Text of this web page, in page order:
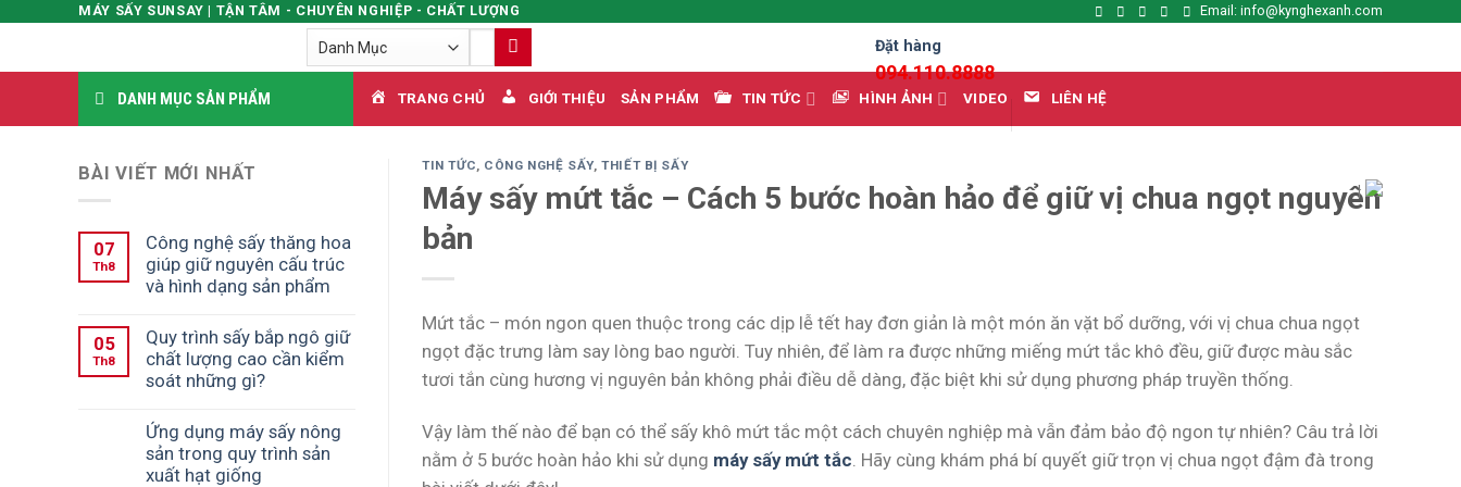
content
MÁY SẤY SUNSAY | TẬN TÂM - CHUYÊN NGHIỆP - CHẤT LƯỢNG
Email: info@kynghexanh.com
Đặt hàng
094.110.8888
|
DANH MỤC SẢN PHẨM TRANG CHỦ GIỚI THIỆU SẢN PHẨM TIN TỨC HÌNH ẢNH VIDEO LIÊN HỆ
BÀI VIẾT MỚI NHẤT
07
Th8
Công nghệ sấy thăng hoa
giúp giữ nguyên cấu trúc
và hình dạng sản phẩm
05
Th8
Quy trình sấy bắp ngô giữ
chất lượng cao cần kiểm
soát những gì?
Ứng dụng máy sấy nông
sản trong quy trình sản
xuất hạt giống
TIN TỨC, CÔNG NGHỆ SẤY,THIẾT BỊ SẤY
Máy sấy mứt tắc – Cách 5 bước hoàn hảo để giữ vị chua ngọt nguyên
bản
Mứt tắc – món ngon quen thuộc trong các dịp lễ tết hay đơn giản là một món ăn vặt bổ dưỡng, với vị chua chua ngọt
ngọt đặc trưng làm say lòng bao người. Tuy nhiên, để làm ra được những miếng mứt tắc khô đều, giữ được màu sắc
tươi tắn cùng hương vị nguyên bản không phải điều dễ dàng, đặc biệt khi sử dụng phương pháp truyền thống.
Vậy làm thế nào để bạn có thể sấy khô mứt tắc một cách chuyên nghiệp mà vẫn đảm bảo độ ngon tự nhiên? Câu trả lời
nằm ở 5 bước hoàn hảo khi sử dụng máy sấy mứt tắc. Hãy cùng khám phá bí quyết giữ trọn vị chua ngọt đậm đà trong